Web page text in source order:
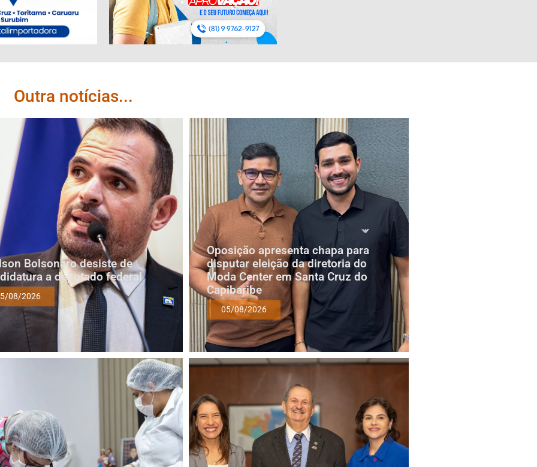
Outra notícias...
Bolsonaro desiste de
a deputado federal
08/2026
Oposição apresenta chapa para
disputar eleição da diretoria do
Moda Center em Santa Cruz do
Capibaribe
05/08/2026